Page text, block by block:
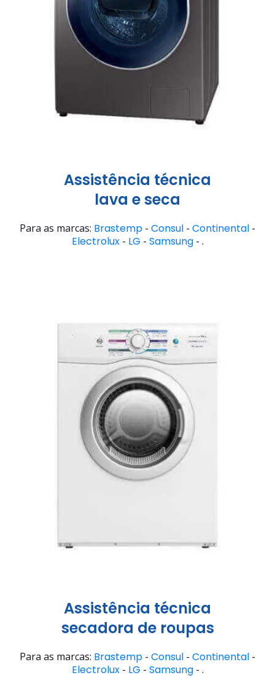
Assistência técnica
lava e seca
Para as marcas: Brastemp - Consul - Continental -
Electrolux- LG - Samsung- .
Assistência técnica
secadora de roupas
Para as marcas: Brastemp - Consul - Continental -
Electrolux- LG - Samsung- .